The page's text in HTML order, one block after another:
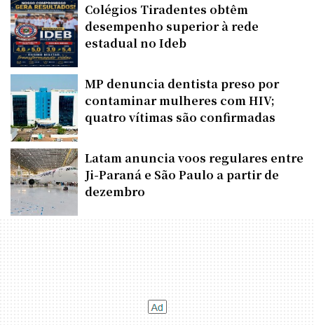
Colégios Tiradentes obtêm
desempenho superior à rede
estadual no Ideb
MP denuncia dentista preso por
contaminar mulheres com HIV;
quatro vítimas são confirmadas
Latam anuncia voos regulares entre
Ji-Paraná e São Paulo a partir de
dezembro